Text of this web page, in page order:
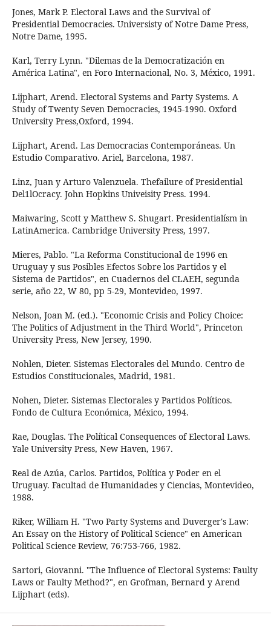
Jones, Mark P. Electoral Laws and the Survival of
Presidential Democracies. Universisty of Notre Dame Press,
Notre Dame, 1995.
Karl, Terry Lynn. "Dilemas de la Democratización en
América Latina", en Foro Internacional, No. 3, México, 1991.
Lijphart, Arend. Electoral Systems and Party Systems. A
Study of Twenty Seven Democracies, 1945-1990. Oxford
University Press,Oxford, 1994.
Lijphart, Arend. Las Democracias Contemporáneas. Un
Estudio Comparativo. Ariel, Barcelona, 1987.
Linz, Juan y Arturo Valenzuela. Thefailure of Presidential
Del1lOcracy. John Hopkins Univeisity Press. 1994.
Maiwaring, Scott y Matthew S. Shugart. Presidentialísm in
LatinAmerica. Cambridge University Press, 1997.
Mieres, Pablo. "La Reforma Constitucional de 1996 en
Uruguay y sus Posibles Efectos Sobre los Partidos y el
Sistema de Partidos", en Cuadernos del CLAEH, segunda
serie, año 22, W 80, pp 5-29, Montevideo, 1997.
Nelson, Joan M. (ed.). "Economic Crisis and Policy Choice:
The Politics of Adjustment in the Third World", Princeton
University Press, New Jersey, 1990.
Nohlen, Dieter. Sistemas Electorales del Mundo. Centro de
Estudios Constitucionales, Madrid, 1981.
Nohen, Dieter. Sistemas Electorales y Partidos Políticos.
Fondo de Cultura Económica, México, 1994.
Rae, Douglas. The Polítical Consequences of Electoral Laws.
Yale University Press, New Haven, 1967.
Real de Azúa, Carlos. Partidos, Política y Poder en el
Uruguay. Facultad de Humanidades y Ciencias, Montevideo,
1988.
Riker, William H. "Two Party Systems and Duverger's Law:
An Essay on the History of Political Science" en American
Political Science Review, 76:753-766, 1982.
Sartori, Giovanni. "The Influence of Electoral Systems: Faulty
Laws or Faulty Method?", en Grofman, Bernard y Arend
Lijphart (eds).